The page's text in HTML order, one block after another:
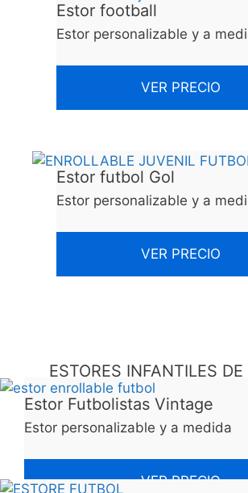
Estor football
Estor personalizable y a
VER PRECIO
Estor futbol Gol
Estor personalizable y a
VER PRECIO
ESTORES INFANTILES
Estor Futbolistas Vintage
Estor personalizable y a medida
VER PRECIO